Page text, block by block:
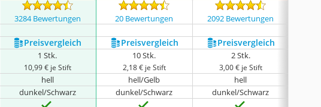
3284 Bewertungen 20 Bewertungen 2092 Bewertungen
Preis­vergleich Preis­vergleich Preis­vergleich
1 Stk.
10,99 € je Stift
10 Stk.
2,18 € je Stift
2 Stk.
3,00 € je Stift
hell hell/Gelb
hell
dunkel/Schwarz dunkel/Schwarz
dunkel/Schwarz